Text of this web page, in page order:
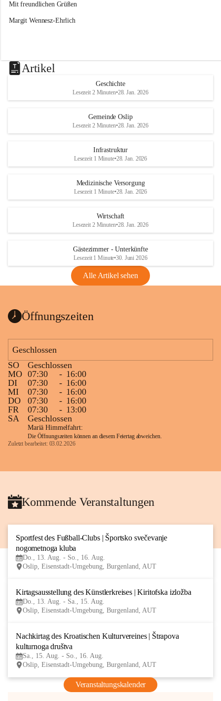
Mit freundlichen Grüßen
Margit Wennesz-Ehrlich
Artikel
Geschichte
Lesezeit 2 Minuten•28. Jan. 2026
Gemeinde Oslip
Lesezeit 2 Minuten•28. Jan. 2026
Infrastruktur
Lesezeit 1 Minute•28. Jan. 2026
Medizinische Versorgung
Lesezeit 1 Minute•28. Jan. 2026
Wirtschaft
Lesezeit 2 Minuten•28. Jan. 2026
Gästezimmer - Unterkünfte
Lesezeit 1 Minute•30. Juni 2026
Alle Artikel sehen
Öffnungszeiten
Geschlossen
SO
Geschlossen
MO 07:30 - 16:00
DI
07:30 - 16:00
MI
07:30 - 16:00
DO
07:30 - 16:00
FR
07:30 - 13:00
SA
Geschlossen
Mariä Himmelfahrt:
Die Öffnungszeiten können an diesem Feiertag abweichen.
Zuletzt bearbeitet: 03.02.2026
Kommende Veranstaltungen
Sportfest des Fußball-Clubs | Športsko svečevanje
nogometnoga kluba
Do., 13. Aug. - So., 16. Aug.
Oslip, Eisenstadt-Umgebung, Burgenland, AUT
Kirtagsausstellung des Künstlerkreises | Kiritofska izložba
Do., 13. Aug. - Sa., 15. Aug.
Oslip, Eisenstadt-Umgebung, Burgenland, AUT
Nachkirtag des Kroatischen Kulturvereines | Štrapova
kulturnoga društva
Sa., 15. Aug. - So., 16. Aug.
Oslip, Eisenstadt-Umgebung, Burgenland, AUT
Veranstaltungskalender